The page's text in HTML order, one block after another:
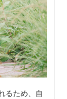
るため、自